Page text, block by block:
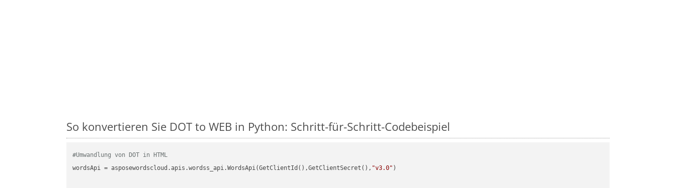
So konvertieren Sie DOT to WEB in Python: Schritt-für-Schritt-Codebeispiel
#Umwandlung von DOT in HTML
wordsApi = asposewordscloud.apis.wordss_api.WordsApi(GetClientId(),GetClientSecret(), "v3.0" )